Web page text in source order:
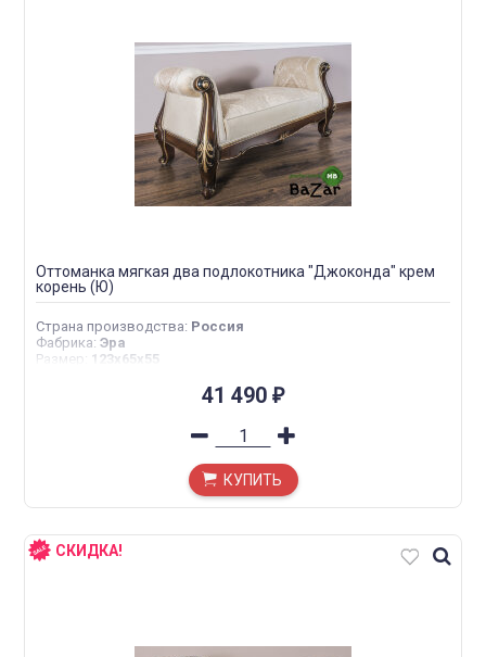
Оттоманка мягкая два подлокотника "Джоконда" крем
корень (Ю)
Страна производства: Россия
Фабрика: Эра
Размер : 123х65х55
41 490 ₽
КУПИТЬ
СКИДКА!